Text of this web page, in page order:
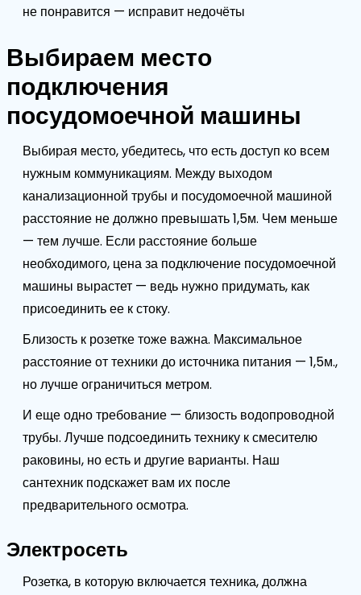
не понравится — исправит недочёты
Выбираем место
подключения
посудомоечной машины
Выбирая место, убедитесь, что есть доступ ко всем
нужным коммуникациям. Между выходом
канализационной трубы и посудомоечной машиной
расстояние не должно превышать 1,5м. Чем меньше
— тем лучше. Если расстояние больше
необходимого, цена за подключение посудомоечной
машины вырастет — ведь нужно придумать, как
присоединить ее к стоку.
Близость к розетке тоже важна. Максимальное
расстояние от техники до источника питания — 1,5м.,
но лучше ограничиться метром.
И еще одно требование — близость водопроводной
трубы. Лучше подсоединить технику к смесителю
раковины, но есть и другие варианты. Наш
сантехник подскажет вам их после
предварительного осмотра.
Электросеть
Розетка, в которую включается техника, должна